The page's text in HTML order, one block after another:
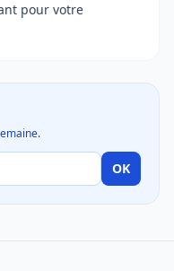
pour votre
OK